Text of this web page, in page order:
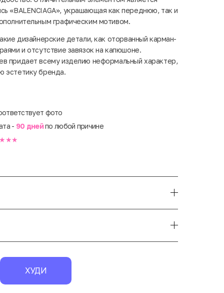
«BALENCIAGA», украшающая как переднюю, так и
графическим мотивом.
дизайнерские детали, как оторванный карман-
и отсутствие завязок на капюшоне.
придает всему изделию неформальный характер,
эстетику бренда.
фото
- 90 днейпо любой причине
ХУДИ